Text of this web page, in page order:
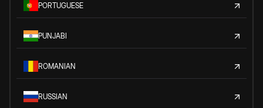
PORTUGUESE
PUNJABI
ROMANIAN
RUSSIAN